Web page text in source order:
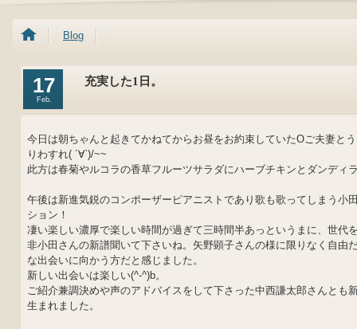
Blog
17
Feb.
充実した1日。
今日は朝ちゃんと起きてかねてからお昼をお約束していたOご夫妻と
りわすれ( ´∀`)/~~
此方は春菊やルコラの香草フルーツサラダにハーブチキンとダンディ
午後は新進気鋭のコンポーザーピアニストであり歌も歌ってしまう小
ション！
凄い楽しい濃厚で楽しい時間が過ぎて三時間半あっというまに、世代
非小田さんの新譜聞いて下さいね。矢野顕子さんの様に限りなく自由
な出会いに向かう方だと感じました。
新しい出会いは楽しい(^-^)b。
ご紹介兼調決めや声のアドバイスをして下さった中西謙太郎さんとも
生まれました。